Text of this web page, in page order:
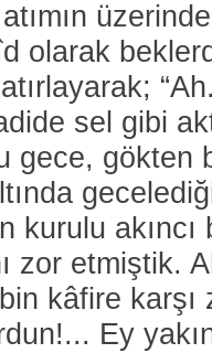
olarak
sel gibi
gece,
kurulu akıncı
zor etmiştik.
kâfire karşı
Ey